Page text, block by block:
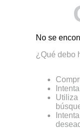
No se
¿Qué debo
Utiliza